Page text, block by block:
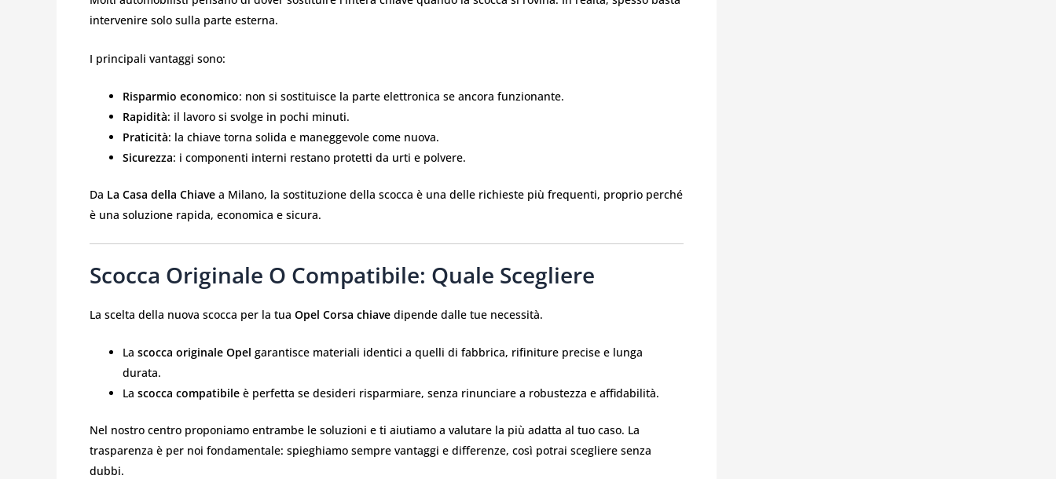
intervenire solo sulla parte esterna.
I principali vantaggi sono:
Risparmio economico: non si sostituisce la parte elettronica se ancora funzionante.
Rapidità: il lavoro si svolge in pochi minuti.
Praticità: la chiave torna solida e maneggevole come nuova.
Sicurezza: i componenti interni restano protetti da urti e polvere.
Da La Casa della Chiave a Milano, la sostituzione della scocca è una delle richieste più frequenti, proprio perché
è una soluzione rapida, economica e sicura.
Scocca Originale O Compatibile: Quale Scegliere
La scelta della nuova scocca per la tua Opel Corsa chiave dipende dalle tue necessità.
La scocca originale Opel garantisce materiali identici a quelli di fabbrica, rifiniture precise e lunga
durata.
La scocca compatibile è perfetta se desideri risparmiare, senza rinunciare a robustezza e affidabilità.
Nel nostro centro proponiamo entrambe le soluzioni e ti aiutiamo a valutare la più adatta al tuo caso. La
trasparenza è per noi fondamentale: spieghiamo sempre vantaggi e differenze, così potrai scegliere senza
dubbi.